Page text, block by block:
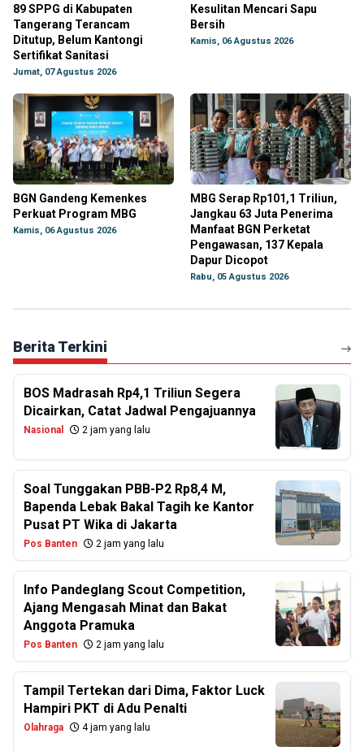
89 SPPG di Kabupaten
Tangerang Terancam
Ditutup, Belum Kantongi
Sertifikat Sanitasi
Jumat, 07 Agustus 2026
Kesulitan Mencari Sapu
Bersih
Kamis, 06 Agustus 2026
BGN Gandeng Kemenkes
Perkuat Program MBG
Kamis, 06 Agustus 2026
MBG Serap Rp101,1 Triliun,
Jangkau 63 Juta Penerima
Manfaat BGN Perketat
Pengawasan, 137 Kepala
Dapur Dicopot
Rabu, 05 Agustus 2026
Berita Terkini
BOS Madrasah Rp4,1 Triliun Segera
Dicairkan, Catat Jadwal Pengajuannya
Nasional 2 jam yang lalu
Soal Tunggakan PBB-P2 Rp8,4 M,
Bapenda Lebak Bakal Tagih ke Kantor
Pusat PT Wika di Jakarta
Pos Banten 2 jam yang lalu
Info Pandeglang Scout Competition,
Ajang Mengasah Minat dan Bakat
Anggota Pramuka
Pos Banten 2 jam yang lalu
Tampil Tertekan dari Dima, Faktor Luck
Hampiri PKT di Adu Penalti
Olahraga 4 jam yang lalu